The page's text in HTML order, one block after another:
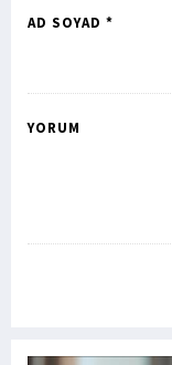
AD SOYAD *
YORUM